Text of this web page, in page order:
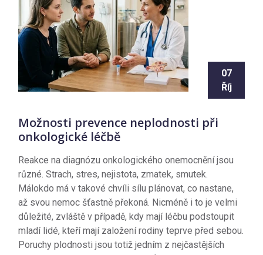
07
Říj
Možnosti prevence neplodnosti při
onkologické léčbě
Reakce na diagnózu onkologického onemocnění jsou
různé. Strach, stres, nejistota, zmatek, smutek.
Málokdo má v takové chvíli sílu plánovat, co nastane,
až svou nemoc šťastně překoná. Nicméně i to je velmi
důležité, zvláště v případě, kdy mají léčbu podstoupit
mladí lidé, kteří mají založení rodiny teprve před sebou.
Poruchy plodnosti jsou totiž jedním z nejčastějších